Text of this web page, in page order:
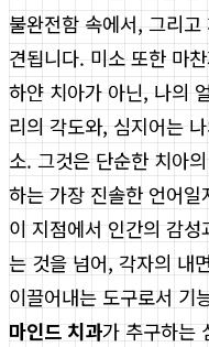
불완전함 속에서, 그리
견됩니다. 미소 또한 마
하얀 치아가 아닌, 나의
리의 각도와, 심지어는
소. 그것은 단순한 치아
하는 가장 진솔한 언어
이 지점에서 인간의 감
는 것을 넘어, 각자의 내
이끌어내는 도구로서 기
마인드 치과가 추구하는